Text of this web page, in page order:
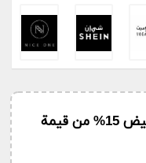
كود خصم وجوه مودل روز تخفيض 15% من قيمة